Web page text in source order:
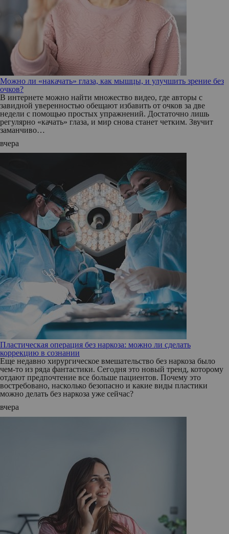
Можно ли «накачать» глаза, как мышцы, и улучшить зрение без
очков?
В интернете можно найти множество видео, где авторы с
завидной уверенностью обещают избавить от очков за две
недели с помощью простых упражнений. Достаточно лишь
регулярно «качать» глаза, и мир снова станет четким. Звучит
заманчиво…
вчера
Пластическая операция без наркоза: можно ли сделать
коррекцию в сознании
Еще недавно хирургическое вмешательство без наркоза было
чем-то из ряда фантастики. Сегодня это новый тренд, которому
отдают предпочтение все больше пациентов. Почему это
востребовано, насколько безопасно и какие виды пластики
можно делать без наркоза уже сейчас?
вчера